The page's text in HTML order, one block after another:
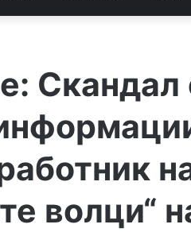
Скандал
волци“